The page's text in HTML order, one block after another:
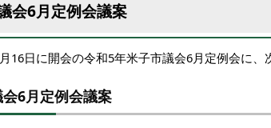
会6月定例会議案
16日に開会の令和5年米子市議会6月定例会に、
6月定例会議案